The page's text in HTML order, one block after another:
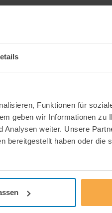
Funktionen für
geben wir Informationen zu
weiter. Unsere
bereitgestellt haben oder die